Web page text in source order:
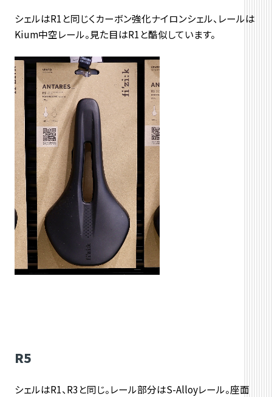
シェルはR1と同じくカーボン強化ナイロンシェル、レールは
Kium中空レール。見た目はR1と酷似しています。
R5
シェルはR1、R3と同じ。レール部分はS-Alloyレール。座面